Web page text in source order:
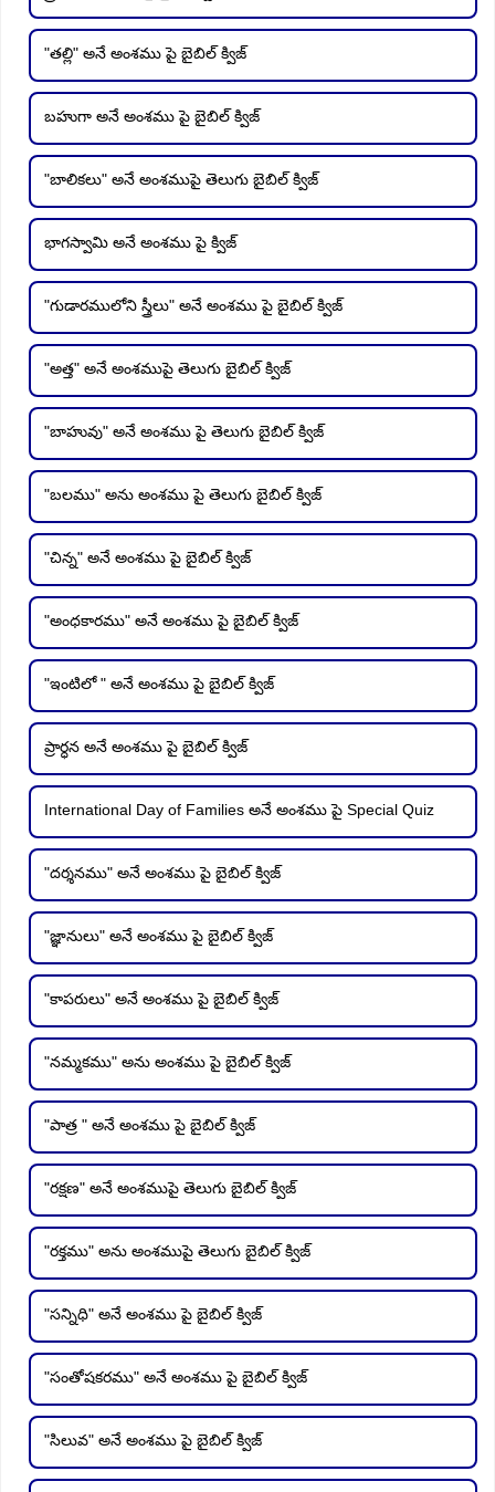
"తల్లి" అనే అంశము పై బైబిల్ క్విజ్
బహుగా అనే అంశము పై బైబిల్ క్విజ్
"బాలికలు" అనే అంశముపై తెలుగు బైబిల్ క్విజ్
భాగస్వామి అనే అంశము పై క్విజ్
"గుడారములోని స్త్రీలు" అనే అంశము పై బైబిల్ క్విజ్
"అత్త" అనే అంశముపై తెలుగు బైబిల్ క్విజ్
"బాహువు" అనే అంశము పై తెలుగు బైబిల్ క్విజ్
"బలము" అను అంశము పై తెలుగు బైబిల్ క్విజ్
"చిన్న" అనే అంశము పై బైబిల్ క్విజ్
"అంధకారము" అనే అంశము పై బైబిల్ క్విజ్
"ఇంటిలో " అనే అంశము పై బైబిల్ క్విజ్
ప్రార్ధన అనే అంశము పై బైబిల్ క్విజ్
International Day of Families అనే అంశము పై Special Quiz
"దర్శనము" అనే అంశము పై బైబిల్ క్విజ్
"జ్ఞానులు" అనే అంశము పై బైబిల్ క్విజ్
"కాపరులు" అనే అంశము పై బైబిల్ క్విజ్
"నమ్మకము" అను అంశము పై బైబిల్ క్విజ్
"పాత్ర " అనే అంశము పై బైబిల్ క్విజ్
"రక్షణ" అనే అంశముపై తెలుగు బైబిల్ క్విజ్
"రక్తము" అను అంశముపై తెలుగు బైబిల్ క్విజ్
"సన్నిధి" అనే అంశము పై బైబిల్ క్విజ్
"సంతోషకరము" అనే అంశము పై బైబిల్ క్విజ్
"సిలువ" అనే అంశము పై బైబిల్ క్విజ్